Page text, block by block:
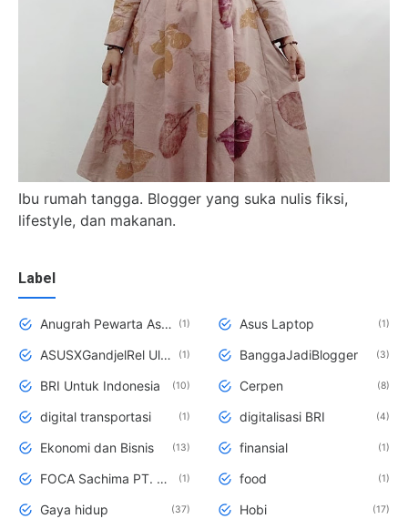
Ibu rumah tangga. Blogger yang suka nulis fiksi,
lifestyle, dan makanan.
Label
Anugrah Pewarta Astra Satu Indonesia Award Komang Ayu Sri Widyasanthi Kesehatan Gigi 1 Asus Laptop 1
ASUSXGandjelRel Ultah10thGR hobi 1 BanggaJadiBlogger 3
BRI Untuk Indonesia 10 Cerpen 8
digital transportasi 1 digitalisasi BRI 4
Ekonomi dan Bisnis 13 finansial 1
FOCA Sachima PT. AISA FOOD INDUSTRY Kue Tradisional China 1 food 1
Gaya hidup 37 Hobi 17